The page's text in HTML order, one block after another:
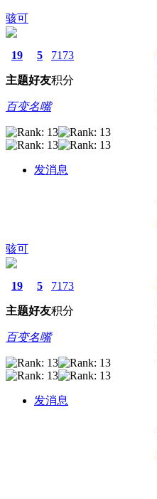
骇可
19
主题
5
好友
7173
积分
百变名嘴
发消息
骇可
19
主题
5
好友
7173
积分
百变名嘴
发消息